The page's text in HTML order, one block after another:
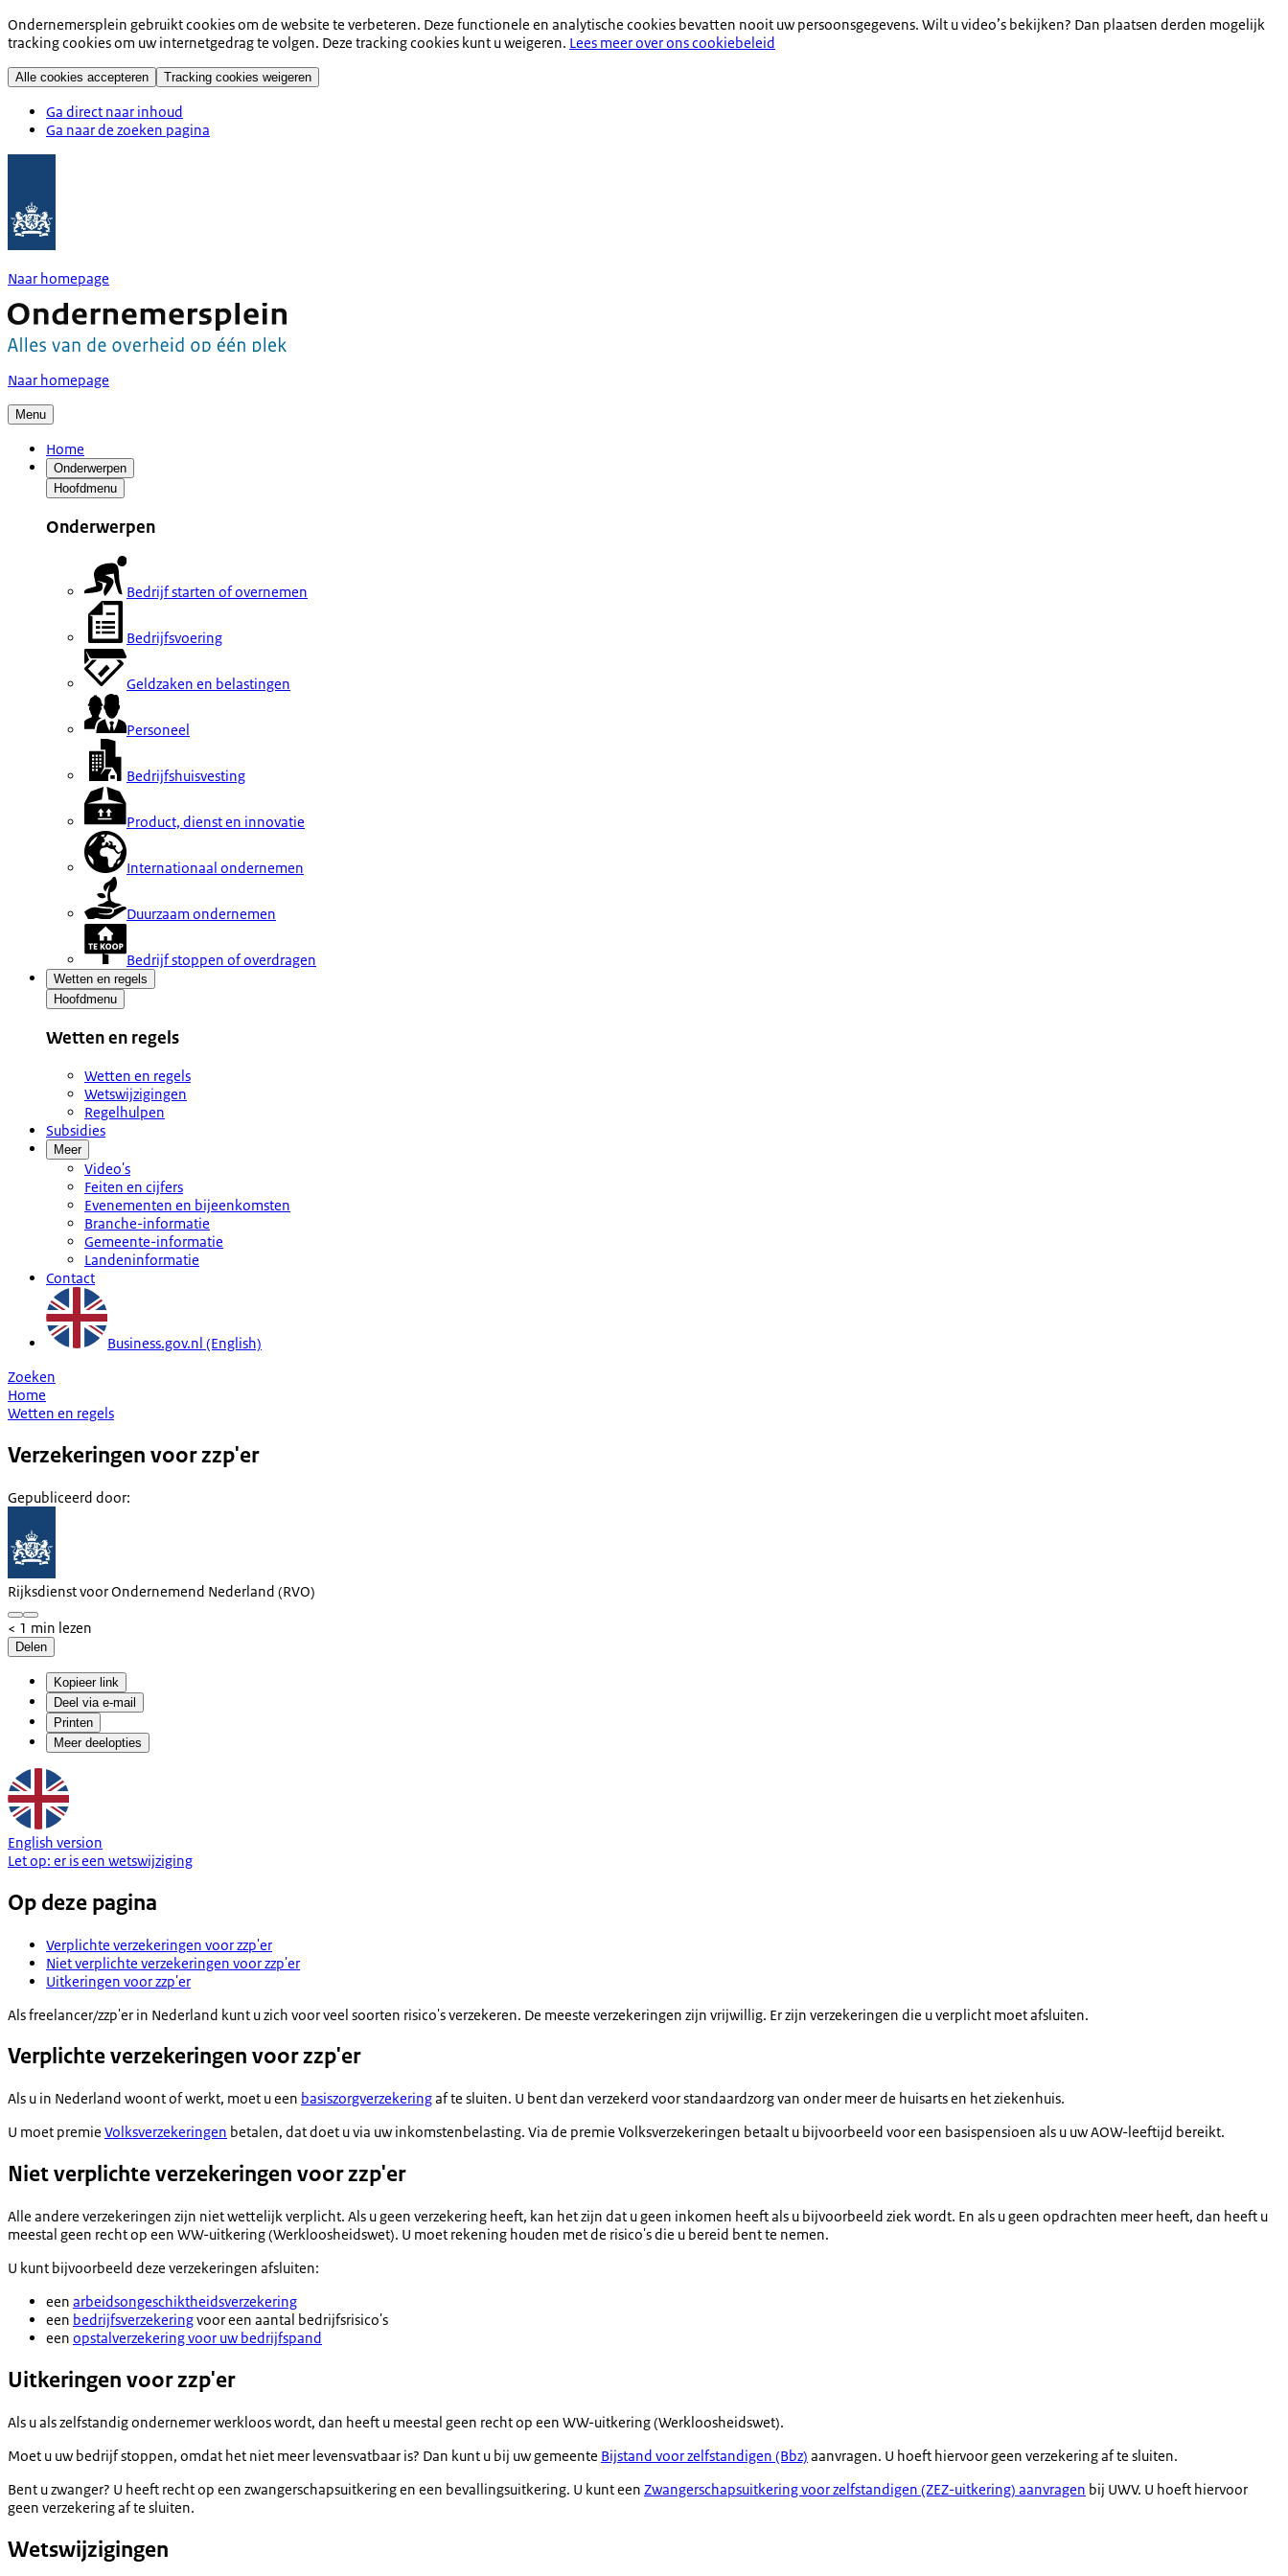
Ondernemersplein gebruikt cookies om de website te verbeteren. Deze functionele en analytische cookies bevatten nooit uw persoonsgegevens. Wilt u video’s bekijken? Dan plaatsen derden mogelijk
tracking cookies om uw internetgedrag te volgen. Deze tracking cookies kunt u weigeren. Lees meer over ons cookiebeleid
Alle cookies accepteren Tracking cookies weigeren
Ga direct naar inhoud
Ga naar de zoeken pagina
Naar homepage
Naar homepage
Menu
Home
Onderwerpen
Hoofdmenu
Onderwerpen
Bedrijf starten of overnemen
Bedrijfsvoering
Geldzaken en belastingen
Personeel
Bedrijfshuisvesting
Product, dienst en innovatie
Internationaal ondernemen
Duurzaam ondernemen
Bedrijf stoppen of overdragen
Wetten en regels
Hoofdmenu
Wetten en regels
Wetten en regels
Wetswijzigingen
Regelhulpen
Subsidies
Meer
Video's
Feiten en cijfers
Evenementen en bijeenkomsten
Branche-informatie
Gemeente-informatie
Landeninformatie
Contact
Business.gov.nl (English)
Zoeken
Home
Wetten en regels
Verzekeringen voor zzp'er
Gepubliceerd door:
Rijksdienst voor Ondernemend Nederland (RVO)
< 1 min lezen
Delen
Kopieer link
Deel via e-mail
Printen
Meer deelopties
English version
Let op: er is een wetswijziging
Op deze pagina
Verplichte verzekeringen voor zzp'er
Niet verplichte verzekeringen voor zzp'er
Uitkeringen voor zzp'er
Als freelancer/zzp'er in Nederland kunt u zich voor veel soorten risico's verzekeren. De meeste verzekeringen zijn vrijwillig. Er zijn verzekeringen die u verplicht moet afsluiten.
Verplichte verzekeringen voor zzp'er
Als u in Nederland woont of werkt, moet u een basiszorgverzekeringaf te sluiten. U bent dan verzekerd voor standaardzorg van onder meer de huisarts en het ziekenhuis.
U moet premie Volksverzekeringen betalen, dat doet u via uw inkomstenbelasting. Via de premie Volksverzekeringen betaalt u bijvoorbeeld voor een basispensioen als u uw AOW-leeftijd bereikt.
Niet verplichte verzekeringen voor zzp'er
Alle andere verzekeringen zijn niet wettelijk verplicht. Als u geen verzekering heeft, kan het zijn dat u geen inkomen heeft als u bijvoorbeeld ziek wordt. En als u geen opdrachten meer heeft, dan heeft u
meestal geen recht op een WW-uitkering (Werkloosheidswet). U moet rekening houden met de risico's die u bereid bent te nemen.
U kunt bijvoorbeeld deze verzekeringen afsluiten:
een arbeidsongeschiktheidsverzekering
een bedrijfsverzekeringvoor een aantal bedrijfsrisico's
een opstalverzekering voor uw bedrijfspand
Uitkeringen voor zzp'er
Als u als zelfstandig ondernemer werkloos wordt, dan heeft u meestal geen recht op een WW-uitkering (Werkloosheidswet).
Moet u uw bedrijf stoppen, omdat het niet meer levensvatbaar is? Dan kunt u bij uw gemeente Bijstand voor zelfstandigen (Bbz) aanvragen. U hoeft hiervoor geen verzekering af te sluiten.
Bent u zwanger? U heeft recht op een zwangerschapsuitkering en een bevallingsuitkering. U kunt een Zwangerschapsuitkering voor zelfstandigen (ZEZ-uitkering) aanvragen bij UWV. U hoeft hiervoor
geen verzekering af te sluiten.
Wetswijzigingen